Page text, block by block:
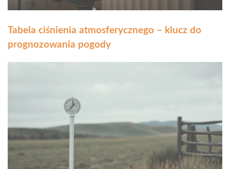
Tabela ciśnienia atmosferycznego – klucz do
prognozowania pogody